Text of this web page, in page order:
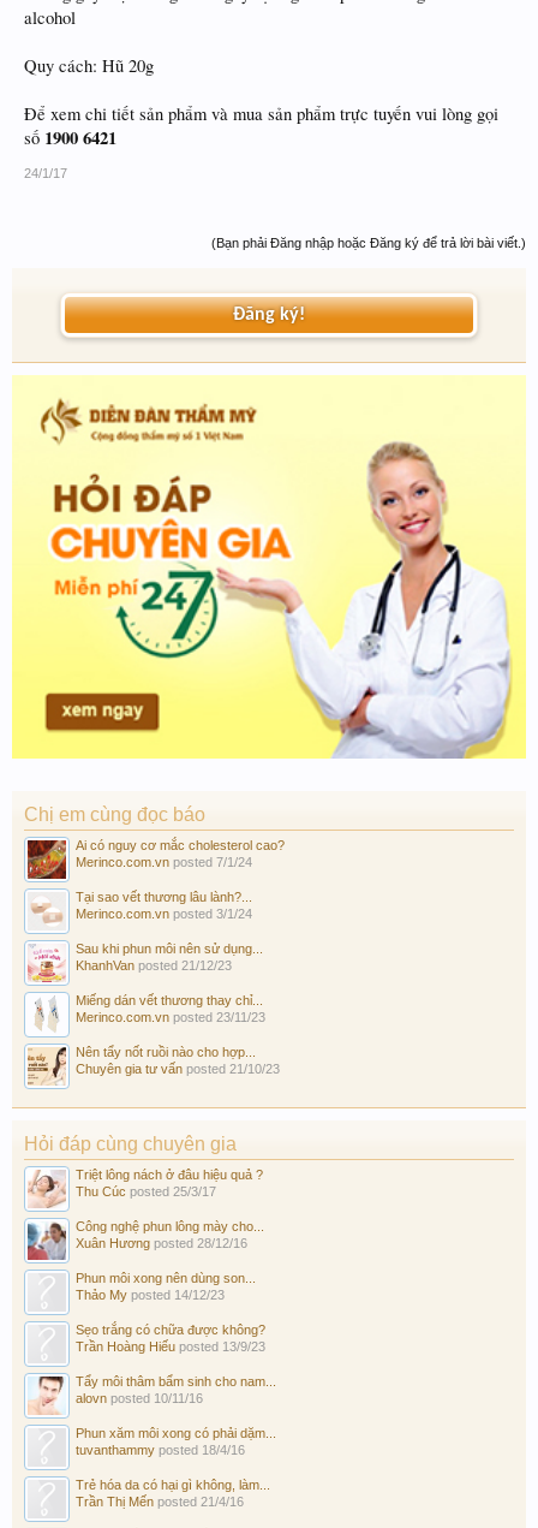
alcohol
Quy cách: Hũ 20g
Để xem chi tiết sản phẩm và mua sản phẩm trực tuyến vui lòng gọi
số 1900 6421
24/1/17
(Bạn phải Đăng nhập hoặc Đăng ký để trả lời bài viết.)
Đăng ký!
Chị em cùng đọc báo
Ai có nguy cơ mắc cholesterol cao?
Merinco.com.vn posted 7/1/24
Tại sao vết thương lâu lành?...
Merinco.com.vn posted 3/1/24
Sau khi phun môi nên sử dụng...
KhanhVan posted 21/12/23
Miếng dán vết thương thay chỉ...
Merinco.com.vn posted 23/11/23
Nên tẩy nốt ruồi nào cho hợp...
Chuyên gia tư vấn posted 21/10/23
Hỏi đáp cùng chuyên gia
Triệt lông nách ở đâu hiệu quả ?
Thu Cúc posted 25/3/17
Công nghệ phun lông mày cho...
Xuân Hương posted 28/12/16
Phun môi xong nên dùng son...
Thảo My posted 14/12/23
Sẹo trắng có chữa được không?
Trần Hoàng Hiếu posted 13/9/23
Tẩy môi thâm bẩm sinh cho nam...
alovn posted 10/11/16
Phun xăm môi xong có phải dặm...
tuvanthammy posted 18/4/16
Trẻ hóa da có hại gì không, làm...
Trần Thị Mến posted 21/4/16